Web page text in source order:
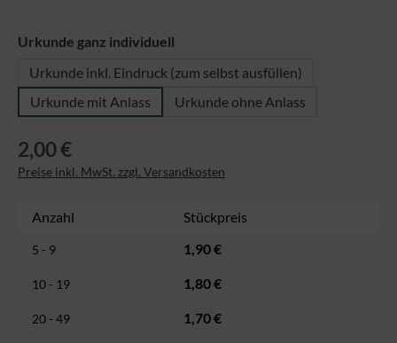
Urkunde ganz individuell
Urkunde inkl. Eindruck (zum selbst ausfüllen)
Urkunde mit Anlass
Urkunde ohne Anlass
2,00 €
Preise inkl. MwSt. zzgl. Versandkosten
Anzahl Stückpreis
5 - 9 1,90 €
10 - 19 1,80 €
20 - 49 1,70 €